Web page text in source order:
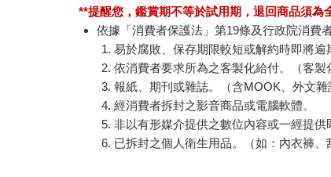
**提醒您，鑑賞期不等於試用期，退回商品須為
依據「消費者保護法」第19條及行政院消費
易於腐敗、保存期限較短或解約時即將逾
依消費者要求所為之客製化給付。（客製
報紙、期刊或雜誌。（含MOOK、外文雜
經消費者拆封之影音商品或電腦軟體。
非以有形媒介提供之數位內容或一經提
已拆封之個人衛生用品。（如：內衣褲、